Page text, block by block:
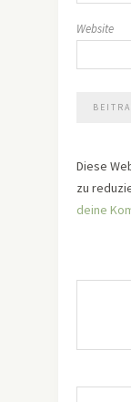
Website
Diese
zu
deine